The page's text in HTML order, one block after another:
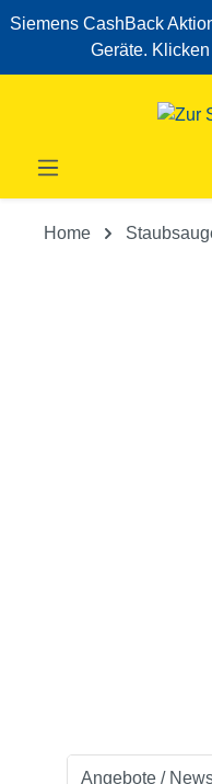
Zum Hauptinhalt
Siemens CashBack
Geräte.
Home
Angebote /